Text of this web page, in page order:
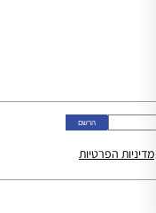
מדיניות הפרטיות